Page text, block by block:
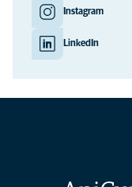
Instagram
LinkedIn